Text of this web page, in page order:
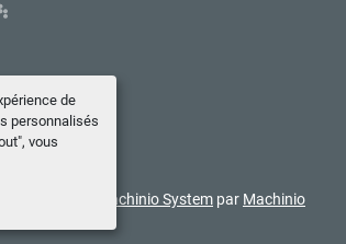
de
personnalisés
vous
Machinio System par Machinio